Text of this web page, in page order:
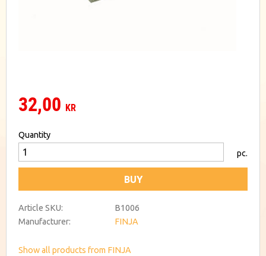
32,00 KR
Quantity
pc.
BUY
Article SKU
B1006
Manufacturer
FINJA
Show all products from FINJA